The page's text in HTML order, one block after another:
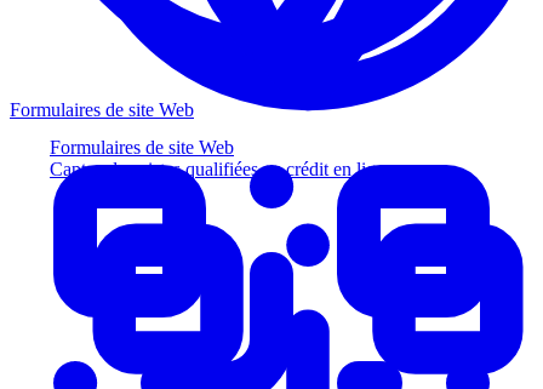
Formulaires de site Web
Captez des pistes qualifiées au crédit en ligne
Formulaires de site Web